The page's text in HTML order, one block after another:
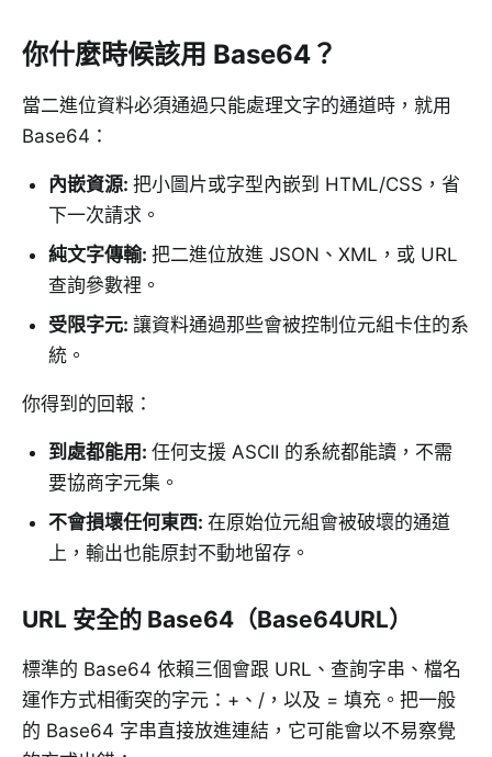
你什麼時候該用 Base64？
當二進位資料必須通過只能處理文字的通道時，就用
Base64：
內嵌資源: 把小圖片或字型內嵌到 HTML/CSS，省
下一次請求。
純文字傳輸: 把二進位放進 JSON、XML，或 URL
查詢參數裡。
受限字元: 讓資料通過那些會被控制位元組卡住的系
統。
你得到的回報：
到處都能用 : 任何支援 ASCII 的系統都能讀，不需
要協商字元集。
不會損壞任何東西: 在原始位元組會被破壞的通道
上，輸出也能原封不動地留存。
URL 安全的 Base64（Base64URL）
標準的 Base64 依賴三個會跟 URL、查詢字串、檔名
運作方式相衝突的字元：+、/，以及 = 填充。把一般
的 Base64 字串直接放進連結，它可能會以不易察覺